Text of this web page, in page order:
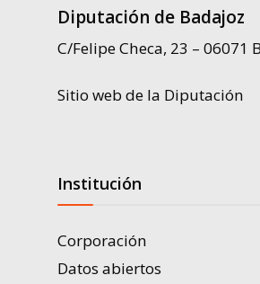
Diputación de Badajoz
C/Felipe Checa, 23 – 06071
Sitio web de la Diputación
Institución
Corporación
Datos abiertos